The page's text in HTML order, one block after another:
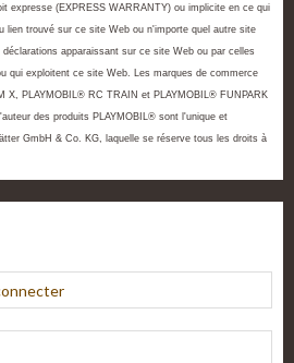
expresse (EXPRESS WARRANTY) ou implicite en ce qui
lien trouvé sur ce site Web ou n'importe quel autre site
apparaissant sur ce site Web ou par celles
qui exploitent ce site Web. Les marques de commerce
X, PLAYMOBIL® RC TRAIN et PLAYMOBIL® FUNPARK
des produits PLAYMOBIL® sont l'unique et
GmbH & Co. KG, laquelle se réserve tous les droits à